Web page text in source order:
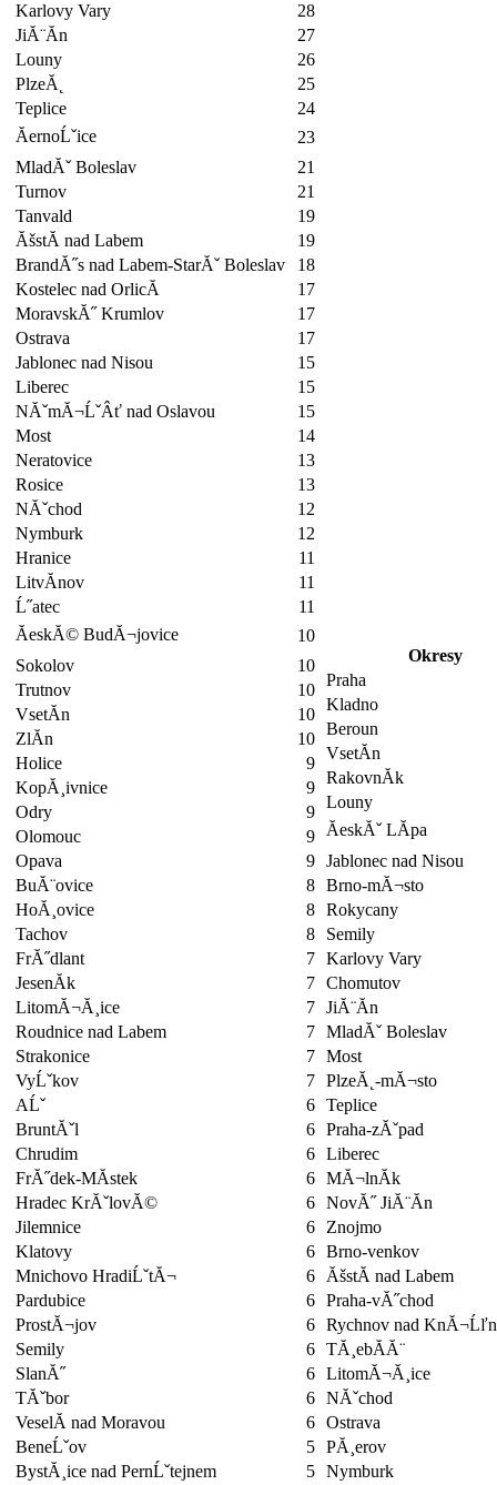
Karlovy Vary
28
JiĂ¨Ă­n
27
Louny
26
PlzeĂ˛
25
Teplice
24
ĂernoĹˇice
23
MladĂˇ Boleslav
21
Turnov
21
Tanvald
19
ĂšstĂ­ nad Labem
19
BrandĂ˝s nad Labem-StarĂˇ Boleslav
18
Kostelec nad OrlicĂ­
17
MoravskĂ˝ Krumlov
17
Ostrava
17
Jablonec nad Nisou
15
Liberec
15
NĂˇmĂ¬ĹˇÂť nad Oslavou
15
Most
14
Neratovice
13
Rosice
13
NĂˇchod
12
Nymburk
12
Hranice
11
LitvĂ­nov
11
Ĺ˝atec
11
ĂeskĂ© BudĂ¬jovice
10
Sokolov
10
Trutnov
10
VsetĂ­n
10
ZlĂ­n
10
Holice
9
KopĂ¸ivnice
9
Odry
9
Olomouc
9
Opava
9
BuĂ¨ovice
8
HoĂ¸ovice
8
Tachov
8
FrĂ˝dlant
7
JesenĂ­k
7
LitomĂ¬Ă¸ice
7
Roudnice nad Labem
7
Strakonice
7
VyĹˇkov
7
AĹˇ
6
BruntĂˇl
6
Chrudim
6
FrĂ˝dek-MĂ­stek
6
Hradec KrĂˇlovĂ©
6
Jilemnice
6
Klatovy
6
Mnichovo HradiĹˇtĂ¬
6
Pardubice
6
ProstĂ¬jov
6
Semily
6
SlanĂ˝
6
TĂˇbor
6
VeselĂ­ nad Moravou
6
BeneĹˇov
5
BystĂ¸ice nad PernĹˇtejnem
5
Okresy
Praha
Kladno
Beroun
VsetĂ­n
RakovnĂ­k
Louny
ĂeskĂˇ LĂ­pa
Jablonec nad Nisou
Brno-mĂ¬sto
Rokycany
Semily
Karlovy Vary
Chomutov
JiĂ¨Ă­n
MladĂˇ Boleslav
Most
PlzeĂ˛-mĂ¬sto
Teplice
Praha-zĂˇpad
Liberec
MĂ¬lnĂ­k
NovĂ˝ JiĂ¨Ă­n
Znojmo
Brno-venkov
ĂšstĂ­ nad Labem
Praha-vĂ˝chod
Rychnov nad
TĂ¸ebĂ­Ă¨
LitomĂ¬Ă¸ice
NĂˇchod
Ostrava
PĂ¸erov
Nymburk